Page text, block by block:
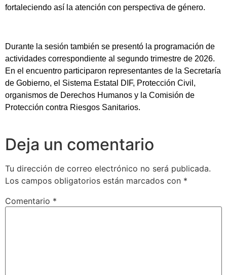
fortaleciendo así la atención con perspectiva de género.
Durante la sesión también se presentó la programación de
actividades correspondiente al segundo trimestre de 2026.
En el encuentro participaron representantes de la Secretaría
de Gobierno, el Sistema Estatal DIF, Protección Civil,
organismos de Derechos Humanos y la Comisión de
Protección contra Riesgos Sanitarios.
Deja un comentario
Tu dirección de correo electrónico no será publicada.
Los campos obligatorios están marcados con *
Comentario *